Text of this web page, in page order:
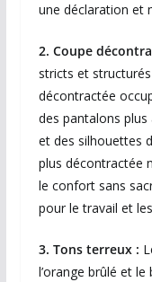
une déclaration et
2. Coupe
stricts et
décontractée
des pantalons
et des silhouettes
plus décontractée
le confort sans
pour le travail et
3. Tons terreux :
l’orange brûlé et